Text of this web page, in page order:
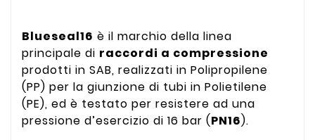
Blueseal16 è il marchio della linea
principale di raccordi a compressione
prodotti in SAB, realizzati in Polipropilene
(PP) per la giunzione di tubi in Polietilene
(PE), ed è testato per resistere ad una
pressione d’esercizio di 16 bar (PN16).